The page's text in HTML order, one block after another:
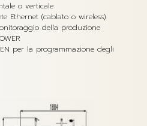
o verticale
Ethernet (cablato o wireless)
della produzione
per la programmazione degli